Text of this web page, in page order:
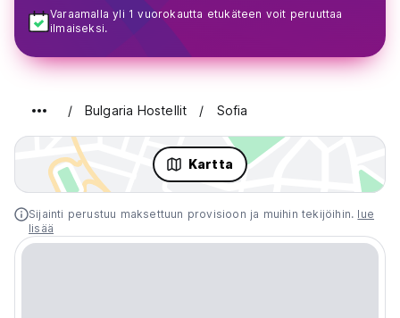
Varaamalla yli 1 vuorokautta etukäteen voit peruuttaa
ilmaiseksi.
Bulgaria Hostellit Sofia
Kartta
Sijainti perustuu maksettuun provisioon ja muihin tekijöihin. lue
lisää